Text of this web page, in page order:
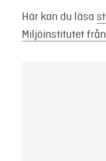
Här kan du läsa
Miljöinstitutet